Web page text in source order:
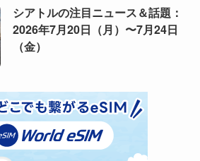
シアトルの注目ニュース＆話題：
2026年7月20日（月）〜7月24日
（金）